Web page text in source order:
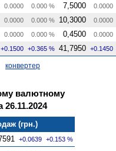
0.0000 0.000 % 7,5000 0.0000
0.0000 0.000 % 10,3000 0.0000
0.0000 0.000 % 0,4500 0.0000
+0.1500 +0.365 % 41,7950 +0.1450
конвертер
валютному
26.11.2024
(грн.)
+0.0639 +0.153 %